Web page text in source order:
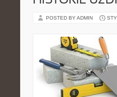
POSTED BY ADMIN